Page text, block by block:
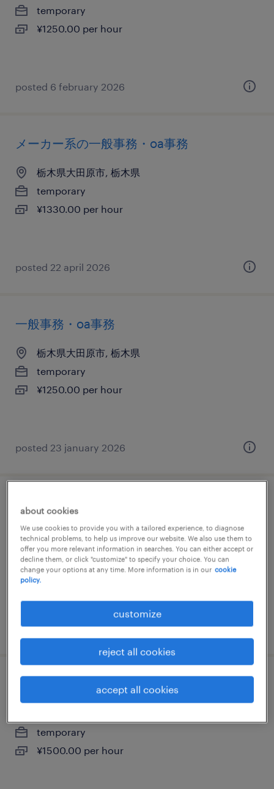
temporary
¥1250.00 per hour
posted 6 february 2026
メーカー系の一般事務・oa事務
栃木県大田原市, 栃木県
temporary
¥1330.00 per hour
posted 22 april 2026
一般事務・oa事務
栃木県大田原市, 栃木県
temporary
¥1250.00 per hour
posted 23 january 2026
流通・サービス系の経理（経理事務）・英
文経理
栃木県大田原市, 栃木県
temporary
¥1400.00 per hour
posted 7 july 2026
一般事務・oa事務
temporary
¥1500.00 per hour
about cookies
We use cookies to provide you with a tailored experience, to diagnose
technical problems, to help us improve our website. We also use them to
offer you more relevant information in searches. You can either accept or
decline them, or click "customize" to specify your choice. You can
change your options at any time. More information is in our cookie
policy.
customize
reject all cookies
accept all cookies